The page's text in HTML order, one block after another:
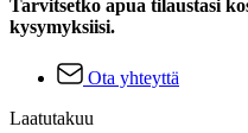
Tarvitsetko apua tilaustasi
kysymyksiisi.
Ota yhteyttä
Laatutakuu